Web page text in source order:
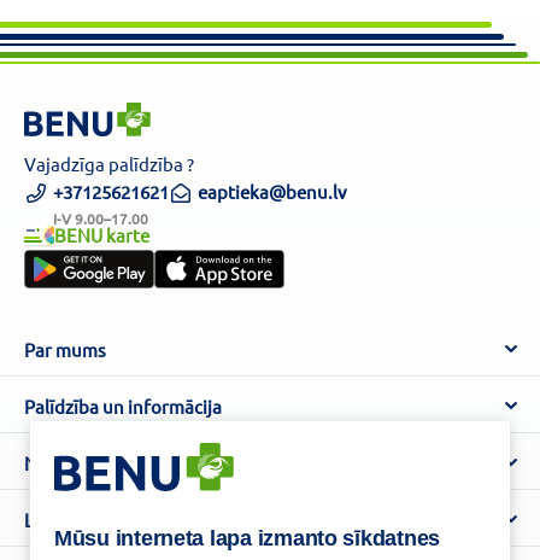
Mūsu interneta lapa izmanto sīkdatnes
Vajadzīga palīdzība ?
+37125621621
I-V 9.00–17.00
eaptieka@benu.lv
BENU karte
Par mums
Par BENU
Benu Blogs
Aptiekas
Palīdzība un informācija
BENU Aptieka kontakti
Piegāde
Biežāk uzdotie jautājumi
Noteikumi
Lietošanas noteikumi
Atteikuma tiesību veidlapa
Lojalitātes programma